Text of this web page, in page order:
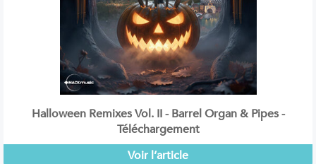
Halloween Remixes Vol. II - Barrel Organ & Pipes -
Téléchargement
Voir l’article